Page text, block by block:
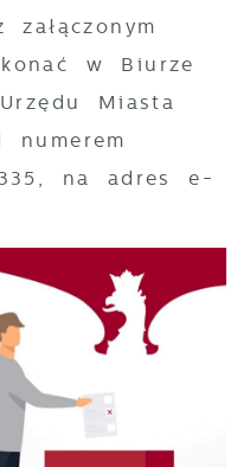
w Biurze
Miasta
na adres e-
usług.
komunikatów